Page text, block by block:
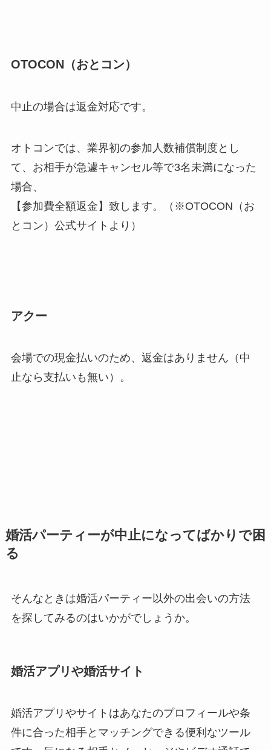
OTOCON（おとコン）
中止の場合は返金対応です。
オトコンでは、業界初の参加人数補償制度とし
て、お相手が急遽キャンセル等で3名未満になった
場合、
【参加費全額返金】致します。（※OTOCON（お
とコン）公式サイトより）
アクー
会場での現金払いのため、返金はありません（中
止なら支払いも無い）。
婚活パーティーが中止になってばかりで困
る
そんなときは婚活パーティー以外の出会いの方法
を探してみるのはいかがでしょうか。
婚活アプリや婚活サイト
婚活アプリやサイトはあなたのプロフィールや条
件に合った相手とマッチングできる便利なツール